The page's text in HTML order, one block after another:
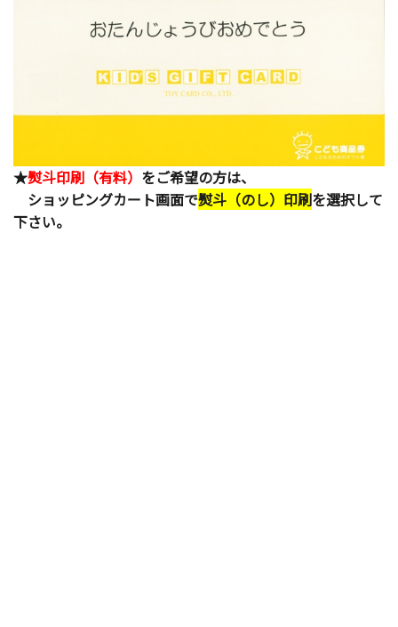
★熨斗印刷（有料） をご希望の方は、
ショッピングカート画面で熨斗（のし）印刷を選択して
下さい。